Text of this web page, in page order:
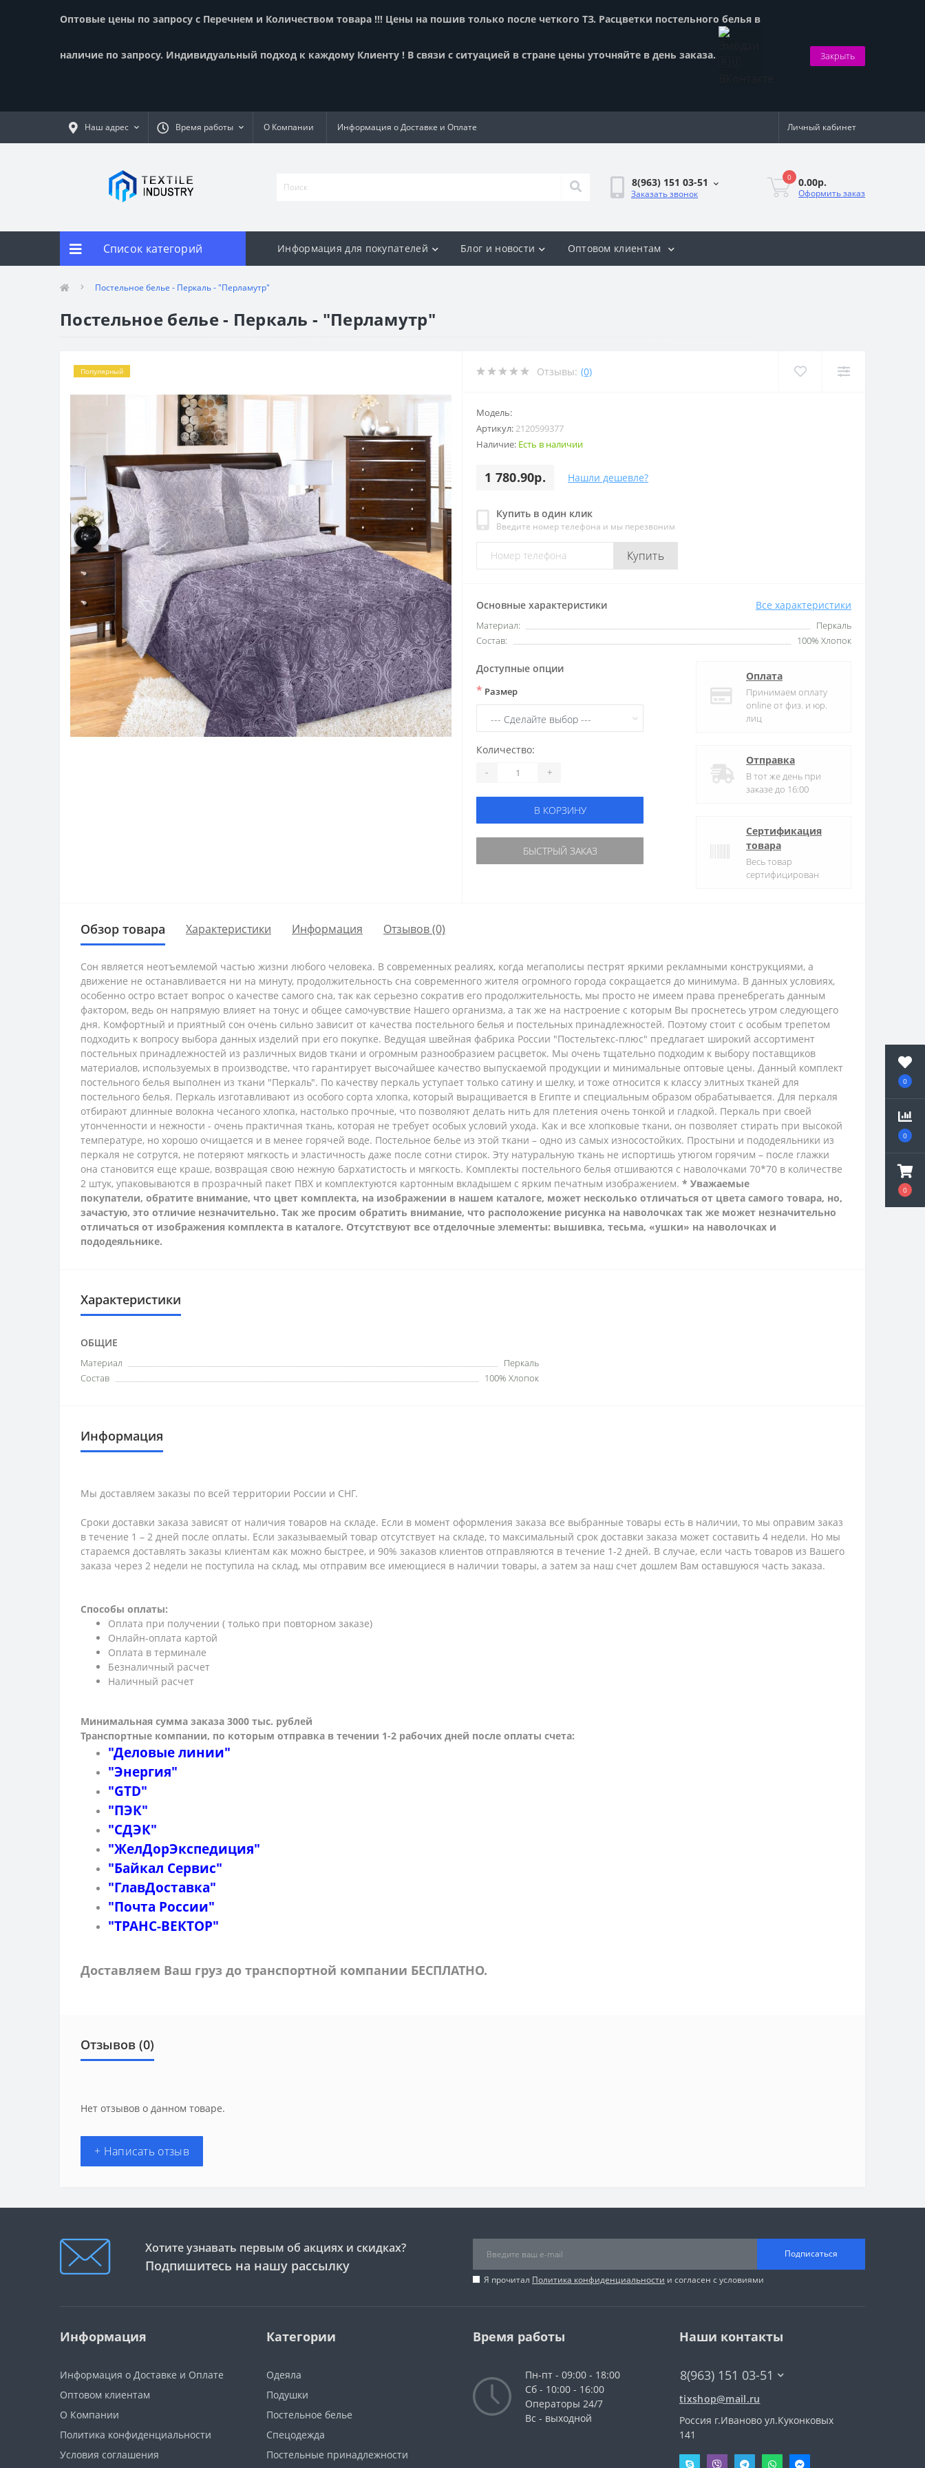
0
0
0
Оптовые цены по запросу с Перечнем и Количеством товара !!! Цены на пошив только после четкого ТЗ. Расцветки постельного белья в
наличие по запросу. Индивидуальный подход к каждому Клиенту ! В связи с ситуацией в стране цены уточняйте в день заказа. Закрыть
Наш адрес Время работы О Компании Информация о Доставке и Оплате Личный кабинет
8(963) 151 03-51
Заказать звонок
0 0.00р.
Оформить заказ
Список категорий Информация для покупателей Блог и новости Оптовом клиентам
Постельное белье - Перкаль - "Перламутр"
Постельное белье - Перкаль - "Перламутр"
Популярный Отзывы: (0)
Модель:
Артикул: 2120599377
Наличие: Есть в наличии
1 780.90р. Нашли дешевле?
Купить в один клик
Введите номер телефона и мы перезвоним
Купить
Основные характеристики Все характеристики
Материал:
Перкаль
Состав:
100% Хлопок
Доступные опции
* Размер
Количество:
- +
В КОРЗИНУ
БЫСТРЫЙ ЗАКАЗ
Оплата
Принимаем оплату
online от физ. и юр.
лиц
Отправка
В тот же день при
заказе до 16:00
Сертификация
товара
Весь товар
сертифицирован
Обзор товара Характеристики Информация Отзывов (0)
Сон является неотъемлемой частью жизни любого человека. В современных реалиях, когда мегаполисы пестрят яркими рекламными конструкциями, а
движение не останавливается ни на минуту, продолжительность сна современного жителя огромного города сокращается до минимума. В данных условиях,
особенно остро встает вопрос о качестве самого сна, так как серьезно сократив его продолжительность, мы просто не имеем права пренебрегать данным
фактором, ведь он напрямую влияет на тонус и общее самочувствие Нашего организма, а так же на настроение с которым Вы проснетесь утром следующего
дня. Комфортный и приятный сон очень сильно зависит от качества постельного белья и постельных принадлежностей. Поэтому стоит с особым трепетом
подходить к вопросу выбора данных изделий при его покупке. Ведущая швейная фабрика России "Постельтекс-плюс" предлагает широкий ассортимент
постельных принадлежностей из различных видов ткани и огромным разнообразием расцветок. Мы очень тщательно подходим к выбору поставщиков
материалов, используемых в производстве, что гарантирует высочайшее качество выпускаемой продукции и минимальные оптовые цены. Данный комплект
постельного белья выполнен из ткани "Перкаль". По качеству перкаль уступает только сатину и шелку, и тоже относится к классу элитных тканей для
постельного белья. Перкаль изготавливают из особого сорта хлопка, который выращивается в Египте и специальным образом обрабатывается. Для перкаля
отбирают длинные волокна чесаного хлопка, настолько прочные, что позволяют делать нить для плетения очень тонкой и гладкой. Перкаль при своей
утонченности и нежности - очень практичная ткань, которая не требует особых условий ухода. Как и все хлопковые ткани, он позволяет стирать при высокой
температуре, но хорошо очищается и в менее горячей воде. Постельное белье из этой ткани – одно из самых износостойких. Простыни и пододеяльники из
перкаля не сотрутся, не потеряют мягкость и эластичность даже после сотни стирок. Эту натуральную ткань не испортишь утюгом горячим – после глажки
она становится еще краше, возвращая свою нежную бархатистость и мягкость. Комплекты постельного белья отшиваются с наволочками 70*70 в количестве
2 штук, упаковываются в прозрачный пакет ПВХ и комплектуются картонным вкладышем с ярким печатным изображением. * Уважаемые
покупатели, обратите внимание, что цвет комплекта, на изображении в нашем каталоге, может несколько отличаться от цвета самого товара, но,
зачастую, это отличие незначительно. Так же просим обратить внимание, что расположение рисунка на наволочках так же может незначительно
отличаться от изображения комплекта в каталоге. Отсутствуют все отделочные элементы: вышивка, тесьма, «ушки» на наволочках и
пододеяльнике.
Характеристики
ОБЩИЕ
Материал
Перкаль
Состав
100% Хлопок
Информация
Мы доставляем заказы по всей территории России и СНГ.
Сроки доставки заказа зависят от наличия товаров на складе. Если в момент оформления заказа все выбранные товары есть в наличии, то мы оправим заказ
в течение 1 – 2 дней после оплаты. Если заказываемый товар отсутствует на складе, то максимальный срок доставки заказа может составить 4 недели. Но мы
стараемся доставлять заказы клиентам как можно быстрее, и 90% заказов клиентов отправляются в течение 1-2 дней. В случае, если часть товаров из Вашего
заказа через 2 недели не поступила на склад, мы отправим все имеющиеся в наличии товары, а затем за наш счет дошлем Вам оставшуюся часть заказа.
Способы оплаты:
Оплата при получении ( только при повторном заказе)
Онлайн-оплата картой
Оплата в терминале
Безналичный расчет
Наличный расчет
Минимальная сумма заказа 3000 тыс. рублей
Транспортные компании, по которым отправка в течении 1-2 рабочих дней после оплаты счета:
"Деловые линии"
"Энергия"
"GTD"
"ПЭК"
"СДЭК"
"ЖелДорЭкспедиция"
"Байкал Сервис"
"ГлавДоставка"
"Почта России"
"ТРАНС-ВЕКТОР"
Доставляем Ваш груз до транспортной компании БЕСПЛАТНО.
Отзывов (0)
Нет отзывов о данном товаре.
+ Написать отзыв
Хотите узнавать первым об акциях и скидках?
Подпишитесь на нашу рассылку
Подписаться
Я прочитал Политика конфиденциальности и согласен с условиями
Информация
Информация о Доставке и Оплате
Оптовом клиентам
О Компании
Политика конфиденциальности
Условия соглашения
Категории
Одеяла
Подушки
Постельное белье
Спецодежда
Постельные принадлежности
Время работы
Пн-пт - 09:00 - 18:00
Сб - 10:00 - 16:00
Операторы 24/7
Вс - выходной
Наши контакты
8(963) 151 03-51
tixshop@mail.ru
Россия г.Иваново ул.Куконковых
141